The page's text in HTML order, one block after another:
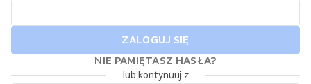
ZALOGUJ SIĘ
NIE PAMIĘTASZ HASŁA?
lub kontynuuj z